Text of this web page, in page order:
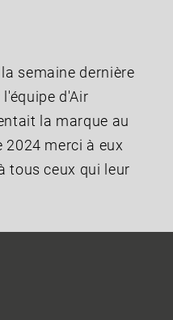
semaine dernière
d'Air
la marque au
2024 merci à eux
tous ceux qui leur